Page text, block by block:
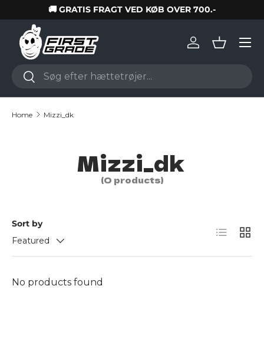
Skip to content
🚚 GRATIS FRAGT VED KØB OVER 700.-
Search
Search
Log inBasket
Home Mizzi_dk
Mizzi_dk
(0 products)
Sort by
Featured
List Grid
No products found